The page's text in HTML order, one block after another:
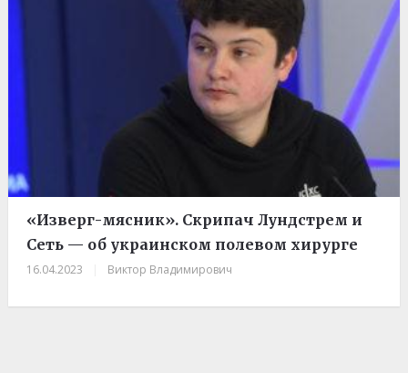
«Изверг-мясник». Скрипач Лундстрем и
Сеть — об украинском полевом хирурге
16.04.2023 Виктор Владимирович